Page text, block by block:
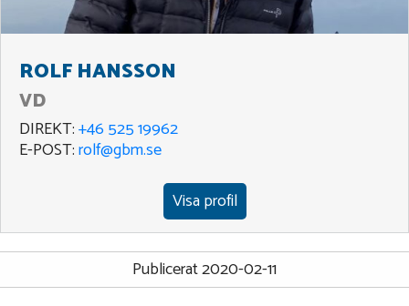
ROLF HANSSON
VD
DIREKT:+46 525 19962
E-POST:rolf@gbm.se
Visa profil
Publicerat 2020-02-11